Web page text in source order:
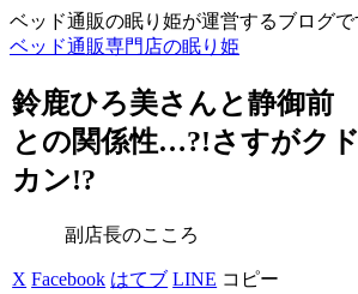
ベッド通販の眠り姫が運営するブログで
ベッド通販専門店の眠り姫
鈴鹿ひろ美さんと静御前
との関係性…?!さすがクド
カン!?
副店長のこころ
X Facebook はてブ LINE コピー